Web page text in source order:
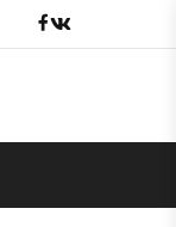
Facebook